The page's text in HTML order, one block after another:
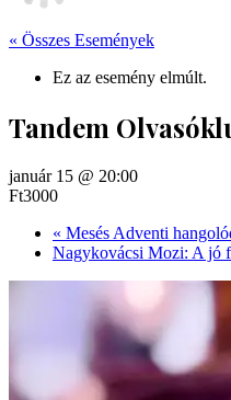
« Összes Események
Ez az esemény elmúlt.
Tandem
január 15 @ 20:00
Ft3000
« Mesés Adventi
Nagykovácsi Mozi: A jó